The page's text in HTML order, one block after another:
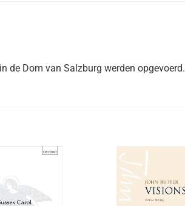
de Dom van Salzburg werden opgevoerd.